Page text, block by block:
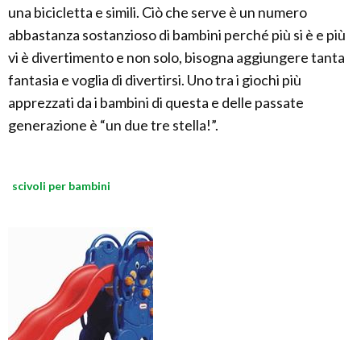
una bicicletta e simili. Ciò che serve è un numero
abbastanza sostanzioso di bambini perché più si è e più
vi è divertimento e non solo, bisogna aggiungere tanta
fantasia e voglia di divertirsi. Uno tra i giochi più
apprezzati da i bambini di questa e delle passate
generazione è “un due tre stella!”.
scivoli per bambini